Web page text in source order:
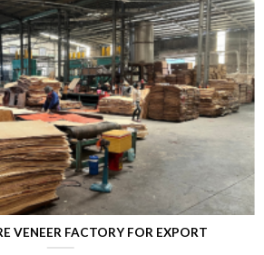
VENEER FACTORY FOR EXPORT